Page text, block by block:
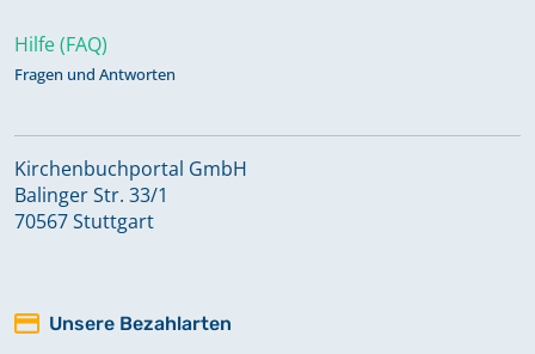
Hilfe (FAQ)
Fragen und Antworten
Kirchenbuchportal GmbH
Balinger Str. 33/1
70567 Stuttgart
Unsere Bezahlarten